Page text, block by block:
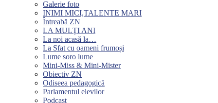
Galerie foto
INIMI MICI,TALENTE MARI
Întreabă ZN
LA MULŢI ANI
La noi acasă la…
La Sfat cu oameni frumoși
Lume soro lume
Mini-Miss & Mini-Mister
Obiectiv ZN
Odiseea pedagogică
Parlamentul elevilor
Podcast